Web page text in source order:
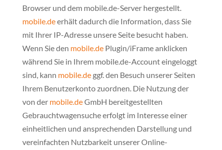
Browser und dem mobile.de-Server hergestellt.
mobile.deerhält dadurch die Information, dass Sie
mit Ihrer IP-Adresse unsere Seite besucht haben.
Wenn Sie den mobile.dePlugin/iFrame anklicken
während Sie in Ihrem mobile.de-Account eingeloggt
sind, kann mobile.deggf. den Besuch unserer Seiten
Ihrem Benutzerkonto zuordnen. Die Nutzung der
von der mobile.deGmbH bereitgestellten
Gebrauchtwagensuche erfolgt im Interesse einer
einheitlichen und ansprechenden Darstellung und
vereinfachten Nutzbarkeit unserer Online-